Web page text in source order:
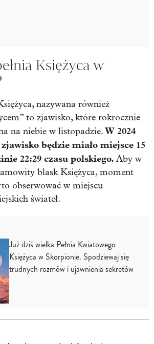
Księżyca w
nazywana również
to zjawisko, które rokrocznie
na niebie w listopadzie.W 2024
będzie miało miejsce 15
22:29 czasu polskiego. Aby w
blask Księżyca, moment
obserwować w miejscu
świateł.
Już dziś wielka Pełnia Kwiatowego
Księżyca w Skorpionie. Spodziewaj się
trudnych rozmów i ujawnienia sekretów